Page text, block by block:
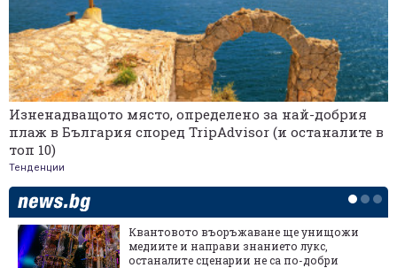
Изненадващото място, определено за най-добрия
плаж в България според TripAdvisor (и останалите в
топ 10)
Тенденции
Квантовото въоръжаване ще унищожи
медиите и направи знанието лукс,
останалите сценарии не са по-добри